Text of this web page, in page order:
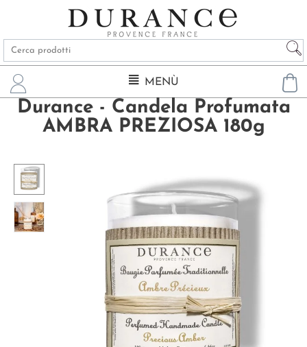
MENÙ
Durance - Candela Profumata
AMBRA PREZIOSA 180g